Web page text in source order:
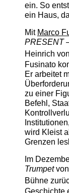
ein. So
ein Haus,
Mit Marco
PRESENT
Heinrich
Fusinato
Er arbeitet
zu einer
Befehl,
wird Kleist
Grenzen
Im
Trumpetvon
Bühne
Geschichte